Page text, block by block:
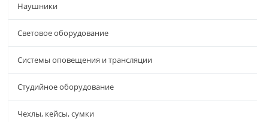
Наушники
Световое оборудование
Системы оповещения и трансляции
Студийное оборудование
Чехлы, кейсы, сумки